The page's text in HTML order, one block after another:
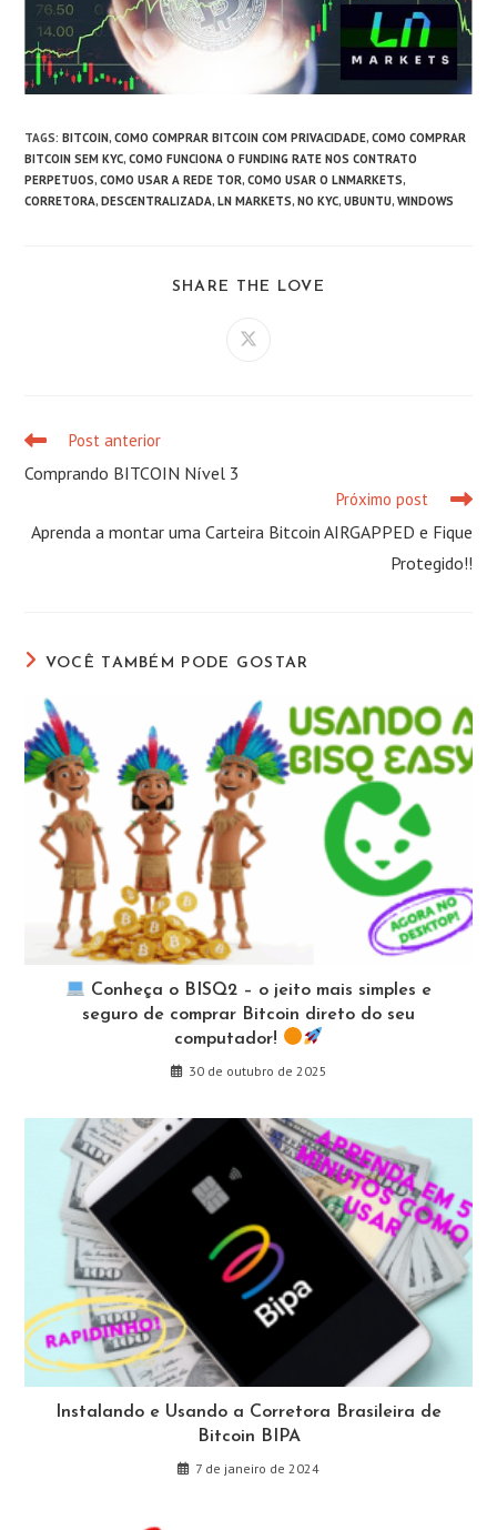
TAGS:BITCOIN, COMO COMPRAR BITCOIN COM PRIVACIDADE, COMO COMPRAR
BITCOIN SEM KYC, COMO FUNCIONA O FUNDING RATE NOS CONTRATO
PERPETUOS, COMO USAR A REDE TOR, COMO USAR O LNMARKETS,
CORRETORA, DESCENTRALIZADA, LN MARKETS, NO KYC, UBUNTU, WINDOWS
SHARE THE LOVE
Abre
Leia
artigos
Post anterior
Comprando BITCOIN Nível 3
Próximo post
Aprenda a montar uma Carteira Bitcoin AIRGAPPED e Fique
Protegido!!
VOCÊ TAMBÉM PODE GOSTAR
Conheça o BISQ2 – o jeito mais simples e
seguro de comprar Bitcoin direto do seu
computador!
30 de outubro de 2025
Instalando e Usando a Corretora Brasileira de
Bitcoin BIPA
7 de janeiro de 2024